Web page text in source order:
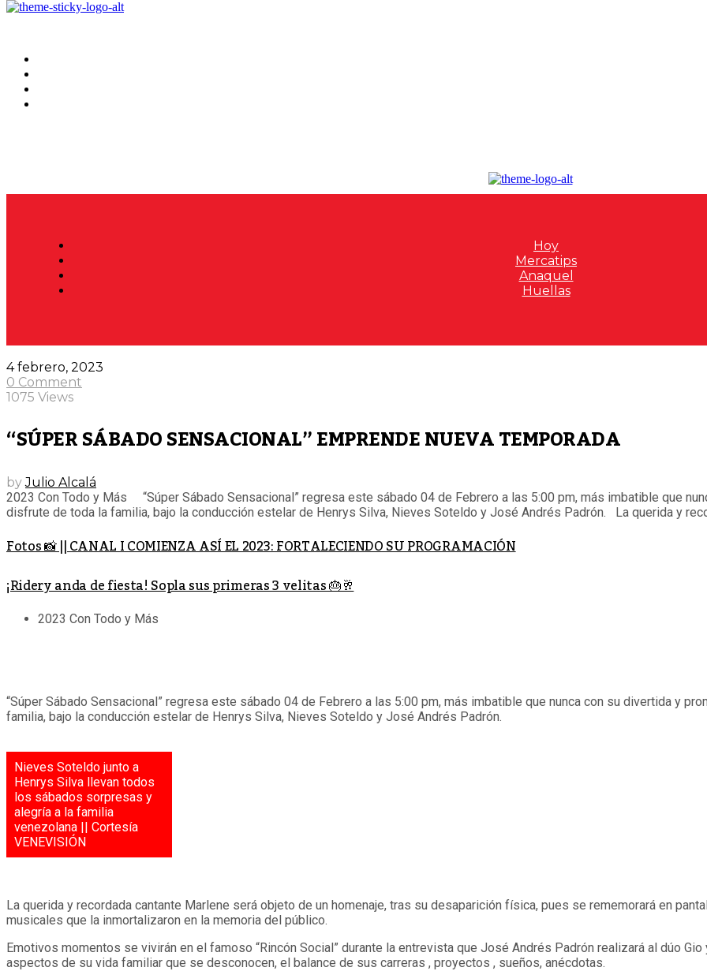
Hoy
Mercatips
Anaquel
Huellas
4 febrero, 2023
0 Comment
1075 Views
“SÚPER SÁBADO SENSACIONAL” EMPRENDE NUEVA TEMPORADA
byJulio Alcalá
2023 Con Todo y Más “Súper Sábado Sensacional” regresa este sábado 04 de Febrero a las 5:00 pm, más imbatible que
disfrute de toda la familia, bajo la conducción estelar de Henrys Silva, Nieves Soteldo y José Andrés Padrón. La querida y
Fotos 📸 || CANAL I COMIENZA ASÍ EL 2023: FORTALECIENDO SU PROGRAMACIÓN
¡Ridery anda de fiesta! Sopla sus primeras 3 velitas 🎂🥂
2023 Con Todo y Más
“Súper Sábado Sensacional” regresa este sábado 04 de Febrero a las 5:00 pm, más imbatible que nunca con su divertida y
familia, bajo la conducción estelar de Henrys Silva, Nieves Soteldo y José Andrés Padrón.
Nieves Soteldo junto a
Henrys Silva llevan todos
los sábados sorpresas y
alegría a la familia
venezolana || Cortesía
VENEVISIÓN
La querida y recordada cantante Marlene será objeto de un homenaje, tras su desaparición física, pues se rememorará en
musicales que la inmortalizaron en la memoria del público.
Emotivos momentos se vivirán en el famoso “Rincón Social” durante la entrevista que José Andrés Padrón realizará al dúo
aspectos de su vida familiar que se desconocen, el balance de sus carreras , proyectos , sueños, anécdotas.